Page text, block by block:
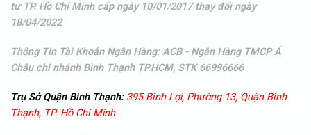
tư TP. Hồ Chí Minh cấp ngày 10/01/2017 thay đổi ngày
18/04/2022
Thông Tin Tài Khoản Ngân Hàng: ACB - Ngân Hàng TMCP Á
Châu chi nhánh Bình Thạnh TP.HCM, STK 66996666
Trụ Sở Quận Bình Thạnh: 395 Bình Lợi, Phường 13, Quận Bình
Thạnh, TP. Hồ Chí Minh